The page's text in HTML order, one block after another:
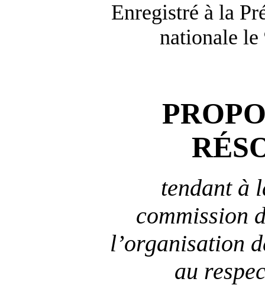
Enregistré à la
nationale le
tendant à
commission
l’organisation
au